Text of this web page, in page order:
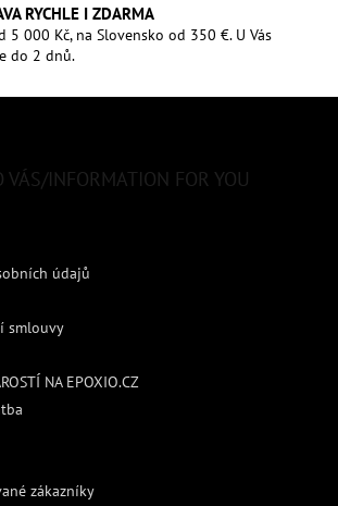
RYCHLE I ZDARMA
5 000 Kč, na Slovensko od 350 €. U Vás
do 2 dnů.
VÁS/INFORMATION FOR YOU
údajů
smlouvy
NA EPOXIO.CZ
zákazníky